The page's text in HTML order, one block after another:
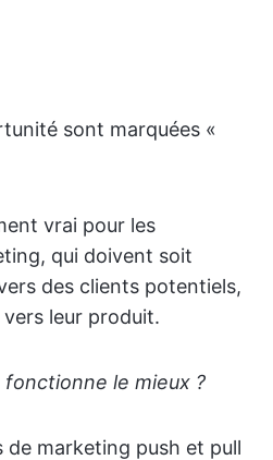
sont marquées «
vrai pour les
qui doivent soit
des clients potentiels,
leur produit.
le mieux ?
de marketing push et pull